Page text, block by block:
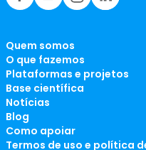
Quem somos
O que fazemos
Plataformas e projetos
Base científica
Notícias
Blog
Como apoiar
Termos de uso e política